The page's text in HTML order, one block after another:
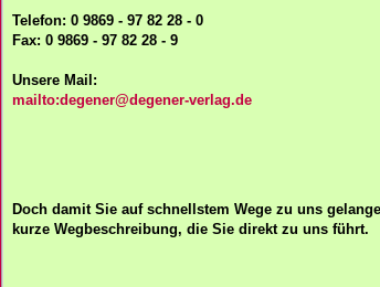
Telefon: 0 9869 - 97 82 28 - 0
Fax: 0 9869 - 97 82 28 - 9
Unsere Mail:
mailto:degener@degener-verlag.de
Doch damit Sie auf schnellstem Wege zu uns
kurze Wegbeschreibung, die Sie direkt zu uns führt.